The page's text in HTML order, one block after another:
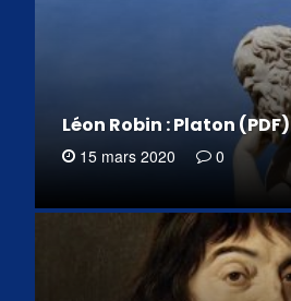
Léon Robin : Platon (PDF)
15 mars 2020 0